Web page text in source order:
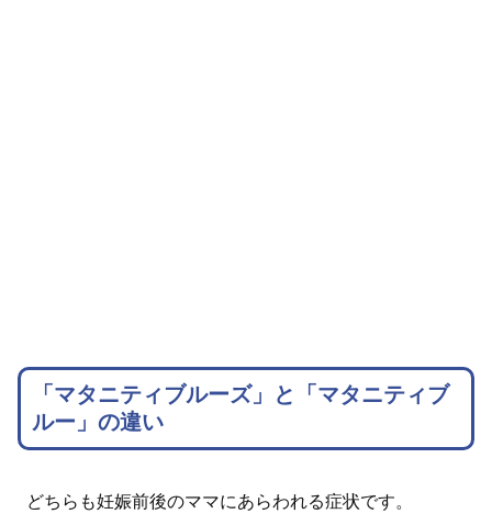
「マタニティブルーズ」と「マタニティブ
ルー」の違い
どちらも妊娠前後のママにあらわれる症状です。